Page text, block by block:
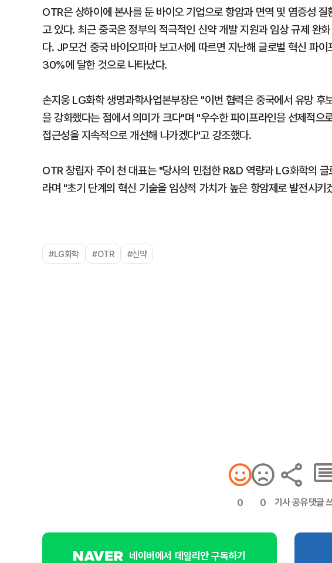
OTR은 상하이에 본사를 둔 바이오 기업으로 항암과 면역 및 염증성
고 있다. 최근 중국은 정부의 적극적인 신약 개발 지원과 임상 규제 완
다. JP모건 중국 바이오파마 보고서에 따르면 지난해 글로벌 혁신 파
30%에 달한 것으로 나타났다.
손지웅 LG화학 생명과학사업본부장은 "이번 협력은 중국에서 유망 후
을 강화했다는 점에서 의미가 크다"며 "우수한 파이프라인을 선제적으
접근성을 지속적으로 개선해 나가겠다"고 강조했다.
OTR 창립자 주이 천 대표는 "당사의 민첩한 R&D 역량과 LG화학의
라며 "초기 단계의 혁신 기술을 임상적 가치가 높은 항암제로 발전시키
#LG화학 #OTR #신약
0 0 기사 공유댓글
네이버에서 데일리안 구독하기